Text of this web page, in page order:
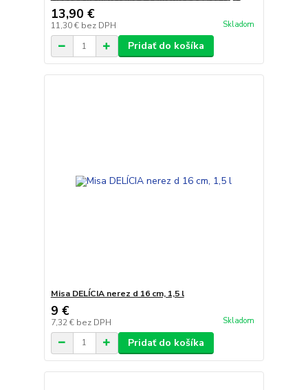
13,90 €
11,30 € bez DPH Skladom
Pridať do košíka
Misa DELÍCIA nerez d 16 cm, 1,5 l
9 €
7,32 € bez DPH Skladom
Pridať do košíka